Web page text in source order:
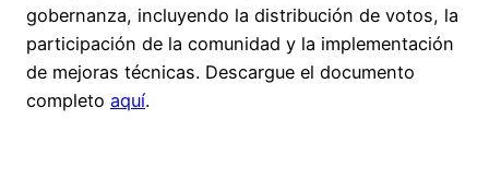
gobernanza, incluyendo la distribución de votos, la
participación de la comunidad y la implementación
de mejoras técnicas. Descargue el documento
completo aquí.